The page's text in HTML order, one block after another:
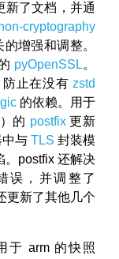
新了文档，并通
cryptography
增强和调整。
pyOpenSSL。
防止在没有 zstd
的依赖。用于
的 postfix更新
中与 TLS 封装模
。postfix 还解决
误，并调整了
更新了其他几个
于 arm 的快照